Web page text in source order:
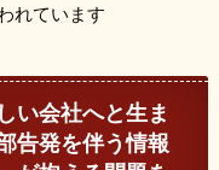
れています
い会社へと生ま
告発を伴う情報